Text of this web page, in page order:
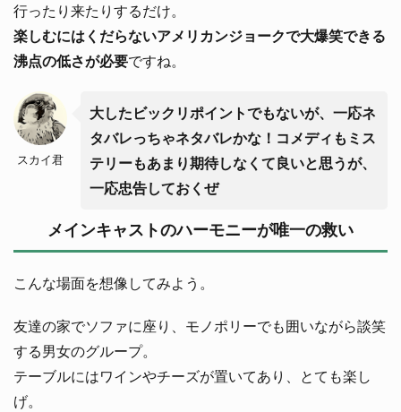
行ったり来たりするだけ。
楽しむにはくだらないアメリカンジョークで大爆笑できる
沸点の低さが必要ですね。
スカイ君
大したビックリポイントでもないが、一応ネ
タバレっちゃネタバレかな！コメディもミス
テリーもあまり期待しなくて良いと思うが、
一応忠告しておくぜ
メインキャストのハーモニーが唯一の救い
こんな場面を想像してみよう。
友達の家でソファに座り、モノポリーでも囲いながら談笑
する男女のグループ。
テーブルにはワインやチーズが置いてあり、とても楽し
げ。